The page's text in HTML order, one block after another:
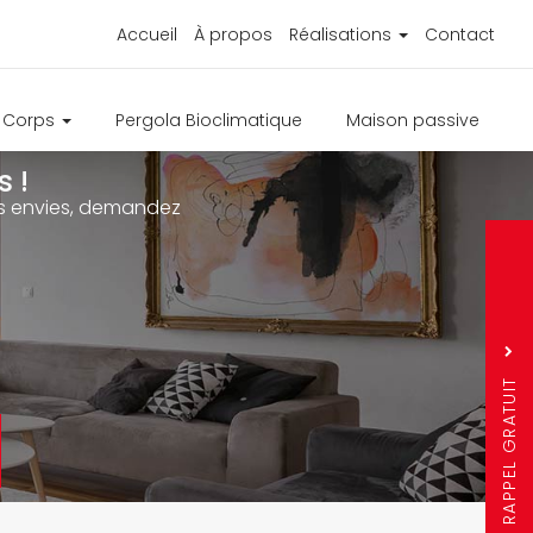
Accueil À propos Réalisations Contact
Pergola Bioclimatique Maison passive
!
envies, demandez
RAPPEL GRATUIT
Sujet
Nom
*
*
Question
6 + 7 =